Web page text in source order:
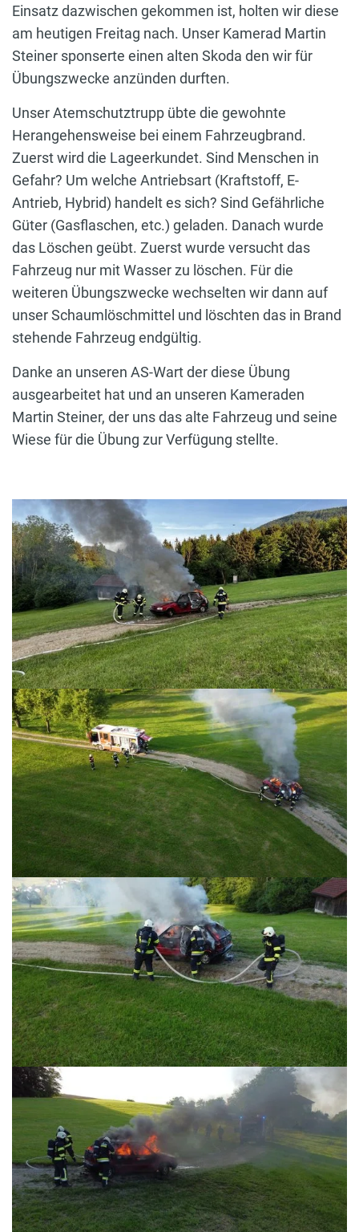
Einsatz dazwischen gekommen ist, holten wir diese
am heutigen Freitag nach. Unser Kamerad Martin
Steiner sponserte einen alten Skoda den wir für
Übungszwecke anzünden durften.
Unser Atemschutztrupp übte die gewohnte
Herangehensweise bei einem Fahrzeugbrand.
Zuerst wird die Lageerkundet. Sind Menschen in
Gefahr? Um welche Antriebsart (Kraftstoff, E-
Antrieb, Hybrid) handelt es sich? Sind Gefährliche
Güter (Gasflaschen, etc.) geladen. Danach wurde
das Löschen geübt. Zuerst wurde versucht das
Fahrzeug nur mit Wasser zu löschen. Für die
weiteren Übungszwecke wechselten wir dann auf
unser Schaumlöschmittel und löschten das in Brand
stehende Fahrzeug endgültig.
Danke an unseren AS-Wart der diese Übung
ausgearbeitet hat und an unseren Kameraden
Martin Steiner, der uns das alte Fahrzeug und seine
Wiese für die Übung zur Verfügung stellte.